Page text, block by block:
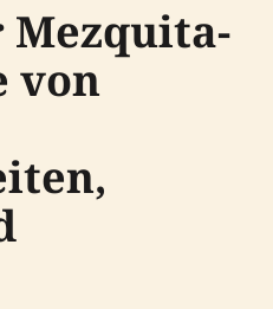
Mezquita-
von